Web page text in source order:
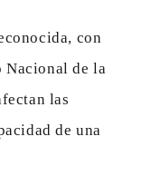
con
de la
las
de una